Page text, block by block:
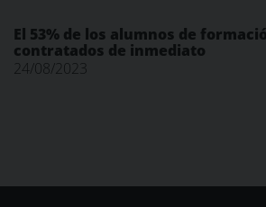
El 53% de los alumnos de
contratados de inmediato
24/08/2023